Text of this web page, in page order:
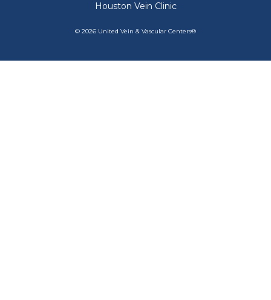
Houston Vein Clinic
© 2026 United Vein & Vascular Centers®